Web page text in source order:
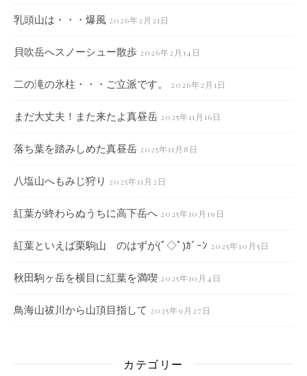
乳頭山は・・・爆風 2026年2月21日
貝吹岳へスノーシュー散歩 2026年2月14日
二の滝の氷柱・・・ご立派です。 2026年2月1日
まだ大丈夫！また来たよ真昼岳 2025年11月16日
落ち葉を踏みしめた真昼岳 2025年11月8日
八塩山へもみじ狩り 2025年11月2日
紅葉が終わらぬうちに高下岳へ 2025年10月19日
紅葉といえば栗駒山 のはずが(ﾟ◇ﾟ)ｶﾞｰﾝ 2025年10月5日
秋田駒ヶ岳を横目に紅葉を満喫 2025年10月4日
鳥海山祓川から山頂目指して 2025年9月27日
カテゴリー